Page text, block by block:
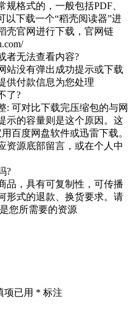
格式的，一般包括PDF、
以下载一个“稻壳阅读器”进
壳官网进行下载，官网链
者无法查看内容?
站没有弹出成功提示或下载
供付款信息为您处理
了?
: 可对比下载完压缩包的与网
示的容量则是这个原因。这
百度网盘软件或迅雷下载。
资源底部留言，或在个人中
?
品，具有可复制性，可传播
形式的退款、换货要求。请
您所需要的资源
项已用 * 标注